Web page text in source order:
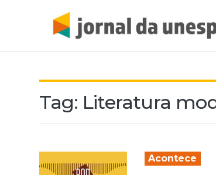
Tag: Literatura
Acontece